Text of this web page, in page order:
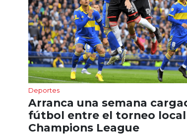
Deportes
Arranca una semana
fútbol entre el torneo
Champions League